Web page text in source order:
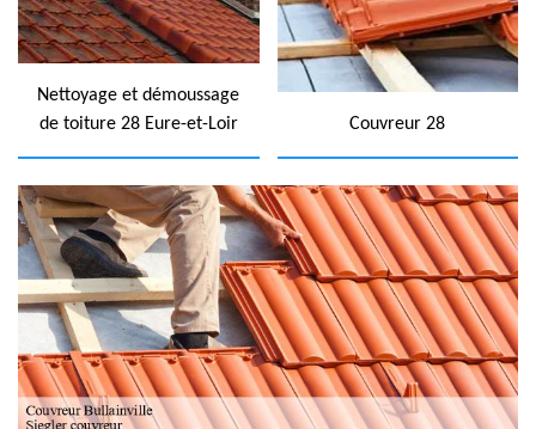
Nettoyage et démoussage
de toiture 28 Eure-et-Loir
Couvreur 28